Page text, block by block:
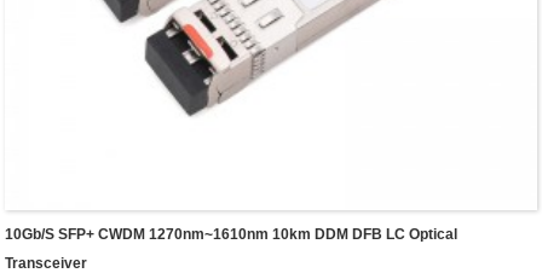
10Gb/s SFP+ CWDM 1270nm~1610nm 10km DDM DFB LC Optical
Transceiver